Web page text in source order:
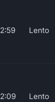
2:59 Lento
2:09 Lento